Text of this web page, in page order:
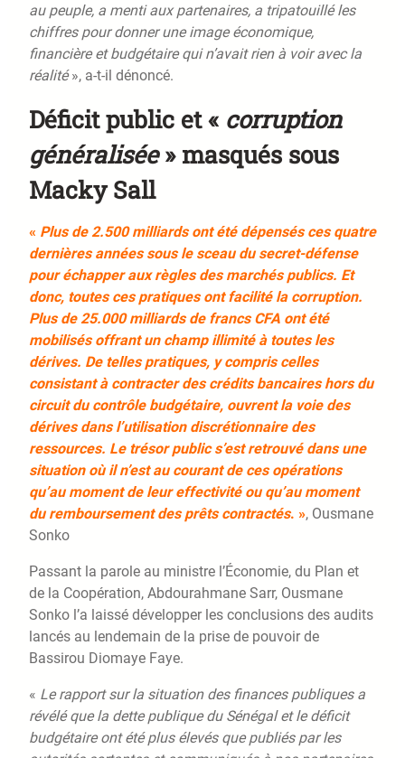
au peuple, a menti aux partenaires, a tripatouillé les
chiffres pour donner une image économique,
financière et budgétaire qui n’avait rien à voir avec la
réalité», a-t-il dénoncé.
Déficit public et « corruption
généralisée» masqués sous
Macky Sall
« Plus de 2.500 milliards ont été dépensés ces quatre
dernières années sous le sceau du secret-défense
pour échapper aux règles des marchés publics. Et
donc, toutes ces pratiques ont facilité la corruption.
Plus de 25.000 milliards de francs CFA ont été
mobilisés offrant un champ illimité à toutes les
dérives. De telles pratiques, y compris celles
consistant à contracter des crédits bancaires hors du
circuit du contrôle budgétaire, ouvrent la voie des
dérives dans l’utilisation discrétionnaire des
ressources. Le trésor public s’est retrouvé dans une
situation où il n’est au courant de ces opérations
qu’au moment de leur effectivité ou qu’au moment
du remboursement des prêts contractés. », Ousmane
Sonko
Passant la parole au ministre l’Économie, du Plan et
de la Coopération, Abdourahmane Sarr, Ousmane
Sonko l’a laissé développer les conclusions des audits
lancés au lendemain de la prise de pouvoir de
Bassirou Diomaye Faye.
« Le rapport sur la situation des finances publiques a
révélé que la dette publique du Sénégal et le déficit
budgétaire ont été plus élevés que publiés par les